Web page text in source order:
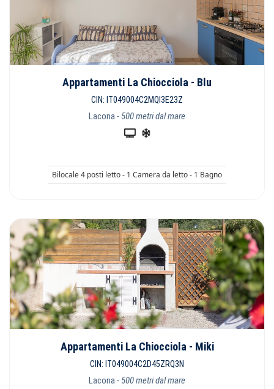
Appartamenti La Chiocciola - Blu
CIN: IT049004C2MQI3E23Z
Lacona- 500 metri dal mare
Bilocale 4 posti letto - 1 Camera da letto - 1 Bagno
Appartamenti La Chiocciola - Miki
CIN: IT049004C2D45ZRQ3N
Lacona- 500 metri dal mare